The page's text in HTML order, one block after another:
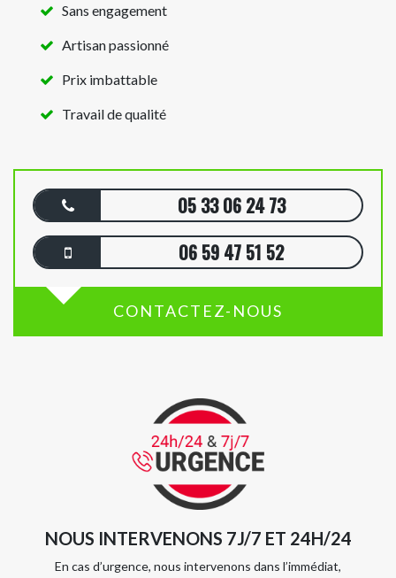
Sans engagement
Artisan passionné
Prix imbattable
Travail de qualité
05 33 06 24 73
06 59 47 51 52
CONTACTEZ-NOUS
NOUS INTERVENONS 7J/7 ET 24H/24
En cas d’urgence, nous intervenons dans l’immédiat,